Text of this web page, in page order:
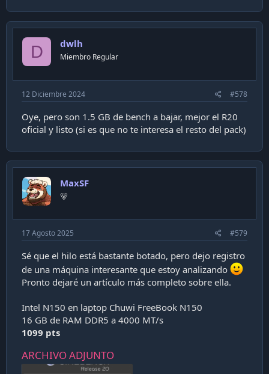
D dwlh
Miembro Regular
12 Diciembre 2024 #578
Oye, pero son 1.5 GB de bench a bajar, mejor el R20
oficial y listo (si es que no te interesa el resto del pack)
MaxSF
🐻
17 Agosto 2025 #579
Sé que el hilo está bastante botado, pero dejo registro
de una máquina interesante que estoy analizando
Pronto dejaré un artículo más completo sobre ella.
Intel N150 en laptop Chuwi FreeBook N150
16 GB de RAM DDR5 a 4000 MT/s
1099 pts
ARCHIVO ADJUNTO